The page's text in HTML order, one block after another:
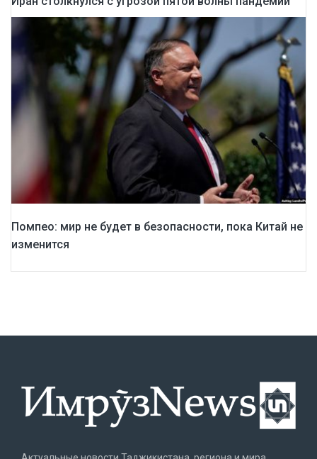
Помпео: мир не будет в безопасности, пока Китай не
изменится